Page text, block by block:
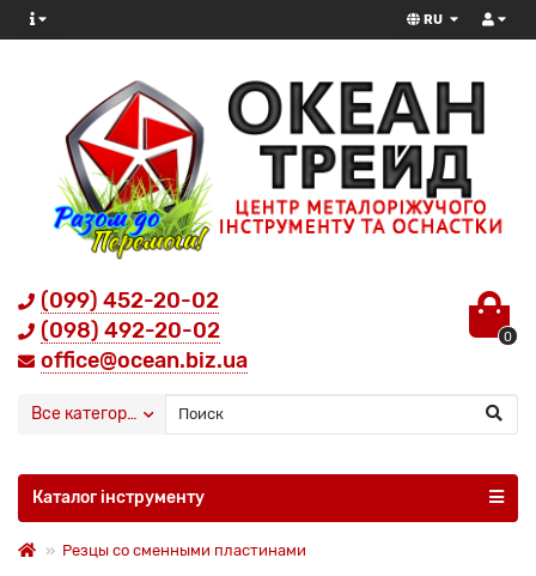
RU
(099) 452-20-02
(098) 492-20-02
office@ocean.biz.ua
0
Все категории
Каталог інструменту
Резцы со сменными пластинами